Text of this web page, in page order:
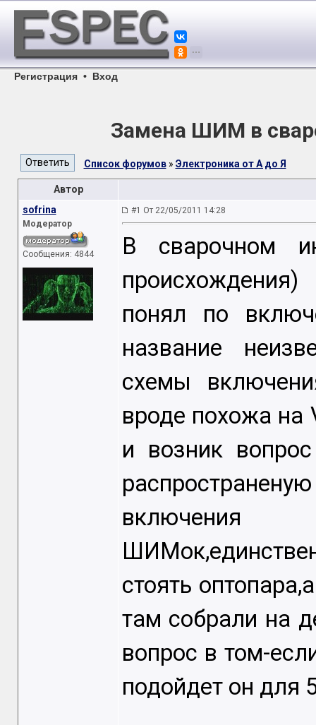
Регистрация • Вход
Замена ШИМ в
Список форумов» Электроника от А до Я
Автор
sofrina
Модератор
Сообщения: 4844
#1 От 22/05/2011 14:28
В сварочном
понял по
название
схемы
вроде похожа на
и возник
стоять
там собрали на
вопрос в том-
подойдет он для